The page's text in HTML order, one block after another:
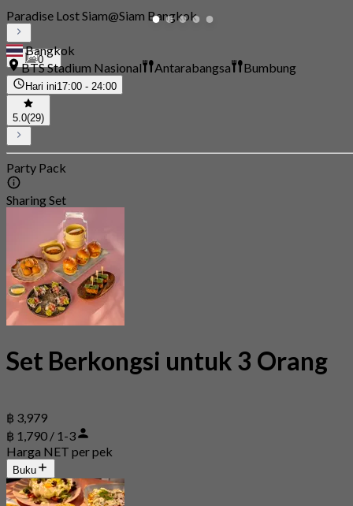
0
Paradise Lost Siam@Siam Bangkok
Bangkok
BTS Stadium Nasional
Antarabangsa Bumbung
Hari ini17:00 - 24:00
5.0(29)
Party Pack
Sharing Set
Set Berkongsi untuk 3 Orang
฿ 3,979
฿ 1,790 / 1-3
Harga NET per pek
Buku